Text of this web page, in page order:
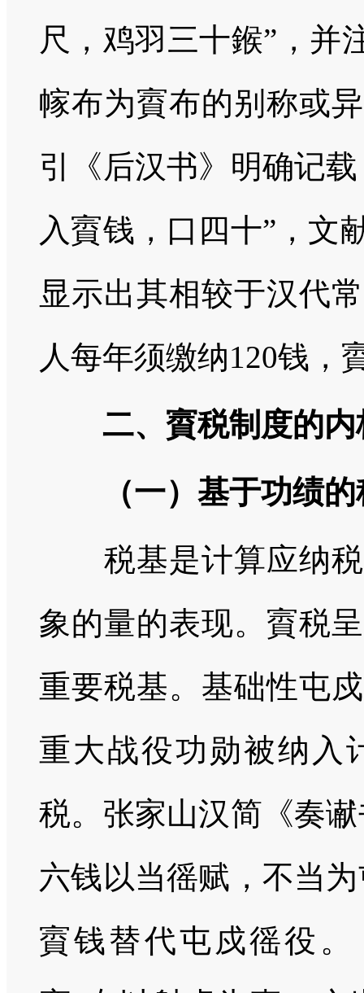
尺，鸡羽三十鍭”，并
幏布为賨布的别称或
引《后汉书》明确记
入賨钱，口四十”，文
显示出其相较于汉代
人每年须缴纳120钱，
二、賨税制度的内
（一）基于功绩的
税基是计算应纳税
象的量的表现。賨税
重要税基。基础性屯
重大战役功勋被纳入
税。张家山汉简《奏
六钱以当徭赋，不当
賨钱替代屯戍徭役